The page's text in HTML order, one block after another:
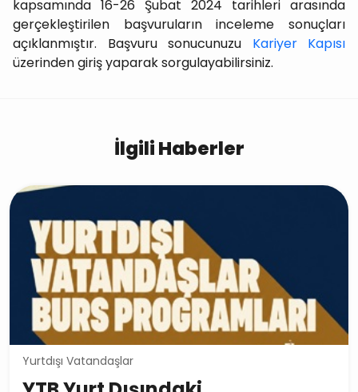
kapsamında 16-26 Şubat 2024 tarihleri arasında
gerçekleştirilen başvuruların inceleme sonuçları
açıklanmıştır. Başvuru sonucunuzu Kariyer Kapısı
üzerinden giriş yaparak sorgulayabilirsiniz.
İlgili Haberler
Yurtdışı Vatandaşlar